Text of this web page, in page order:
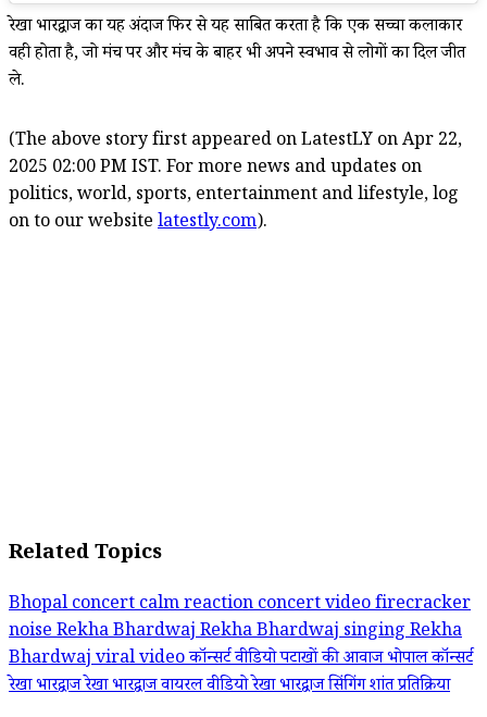
रेखा भारद्वाज का यह अंदाज फिर से यह साबित करता है कि एक सच्चा कलाकार
वही होता है, जो मंच पर और मंच के बाहर भी अपने स्वभाव से लोगों का दिल जीत
ले.
(The above story first appeared on LatestLY on Apr 22,
2025 02:00 PM IST. For more news and updates on
politics, world, sports, entertainment and lifestyle, log
on to our website latestly.com).
Related Topics
Bhopal concertcalm reactionconcert videofirecracker
noiseRekha BhardwajRekha Bhardwaj singingRekha
Bhardwaj viral videoकॉन्सर्ट वीडियोपटाखों की आवाजभोपाल कॉन्सर्ट
रेखा भारद्वाजरेखा भारद्वाज वायरल वीडियोरेखा भारद्वाज सिंगिंगशांत प्रतिक्रिया